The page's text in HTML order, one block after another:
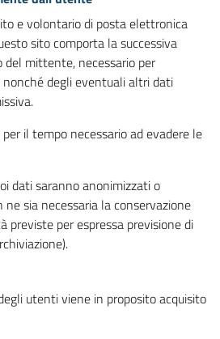
e volontario di posta elettronica
sito comporta la successiva
del mittente, necessario per
degli eventuali altri dati
il tempo necessario ad evadere le
dati saranno anonimizzati o
sia necessaria la conservazione
previste per espressa previsione di
utenti viene in proposito acquisito